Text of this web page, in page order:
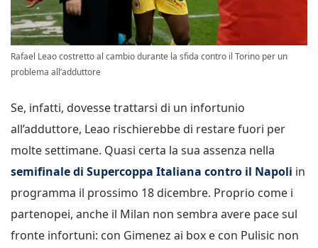
Rafael Leao costretto al cambio durante la sfida contro il Torino per un
problema all’adduttore
Se, infatti, dovesse trattarsi di un infortunio
all’adduttore, Leao rischierebbe di restare fuori per
molte settimane. Quasi certa la sua assenza nella
semifinale di Supercoppa Italiana contro il Napoli in
programma il prossimo 18 dicembre. Proprio come i
partenopei, anche il Milan non sembra avere pace sul
fronte infortuni: con Gimenez ai box e con Pulisic non